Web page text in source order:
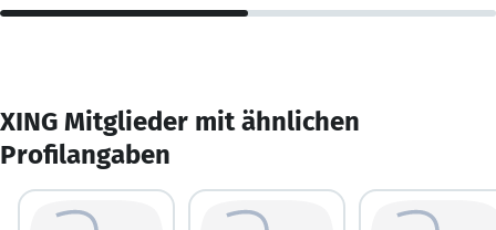
XING Mitglieder mit ähnlichen
Profilangaben